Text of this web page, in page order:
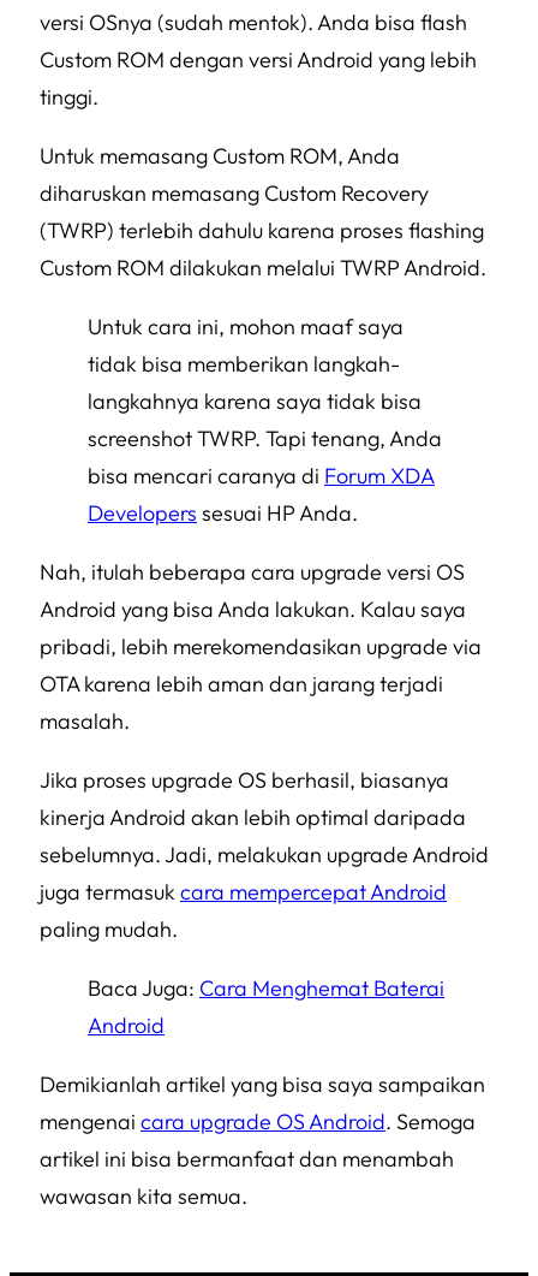
versi OSnya (sudah mentok). Anda bisa flash
Custom ROM dengan versi Android yang lebih
tinggi.
Untuk memasang Custom ROM, Anda
diharuskan memasang Custom Recovery
(TWRP) terlebih dahulu karena proses flashing
Custom ROM dilakukan melalui TWRP Android.
Untuk cara ini, mohon maaf saya
tidak bisa memberikan langkah-
langkahnya karena saya tidak bisa
screenshot TWRP. Tapi tenang, Anda
bisa mencari caranya di Forum XDA
Developers sesuai HP Anda.
Nah, itulah beberapa cara upgrade versi OS
Android yang bisa Anda lakukan. Kalau saya
pribadi, lebih merekomendasikan upgrade via
OTA karena lebih aman dan jarang terjadi
masalah.
Jika proses upgrade OS berhasil, biasanya
kinerja Android akan lebih optimal daripada
sebelumnya. Jadi, melakukan upgrade Android
juga termasuk cara mempercepat Android
paling mudah.
Baca Juga: Cara Menghemat Baterai
Android
Demikianlah artikel yang bisa saya sampaikan
mengenai cara upgrade OS Android. Semoga
artikel ini bisa bermanfaat dan menambah
wawasan kita semua.